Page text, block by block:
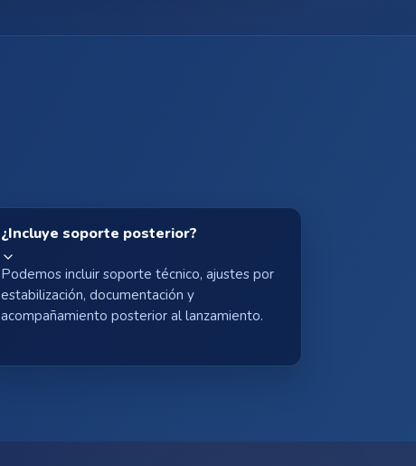
¿Incluye soporte posterior?
Podemos incluir soporte técnico, ajustes por
estabilización, documentación y
acompañamiento posterior al lanzamiento.